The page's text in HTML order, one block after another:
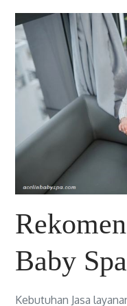
Baby
Kebutuhan Jasa